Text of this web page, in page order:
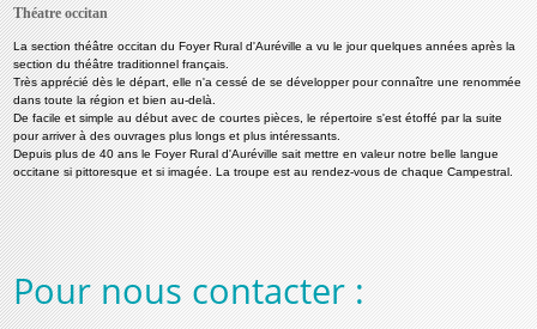
Théatre occitan
La section théâtre occitan du Foyer Rural d'Auréville a vu le jour quelques années après la
section du théâtre traditionnel français.
Très apprécié dès le départ, elle n'a cessé de se développer pour connaître une renommée
dans toute la région et bien au-delà.
De facile et simple au début avec de courtes pièces, le répertoire s'est étoffé par la suite
pour arriver à des ouvrages plus longs et plus intéressants.
Depuis plus de 40 ans le Foyer Rural d'Auréville sait mettre en valeur notre belle langue
occitane si pittoresque et si imagée. La troupe est au rendez-vous de chaque Campestral.
Pour nous contacter :